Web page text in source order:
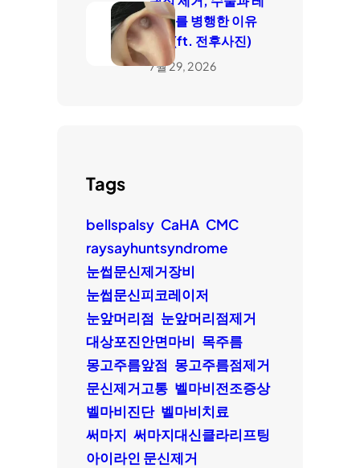
이저를 병행한 이유
는? (ft. 전후사진)
7월 29, 2026
Tags
bellspalsy CaHA CMC
raysayhuntsyndrome
눈썹문신제거장비
눈썹문신피코레이저
눈앞머리점 눈앞머리점제거
대상포진안면마비 목주름
몽고주름앞점 몽고주름점제거
문신제거고통 벨마비전조증상
벨마비진단 벨마비치료
써마지 써마지대신클라리프팅
아이라인 문신제거